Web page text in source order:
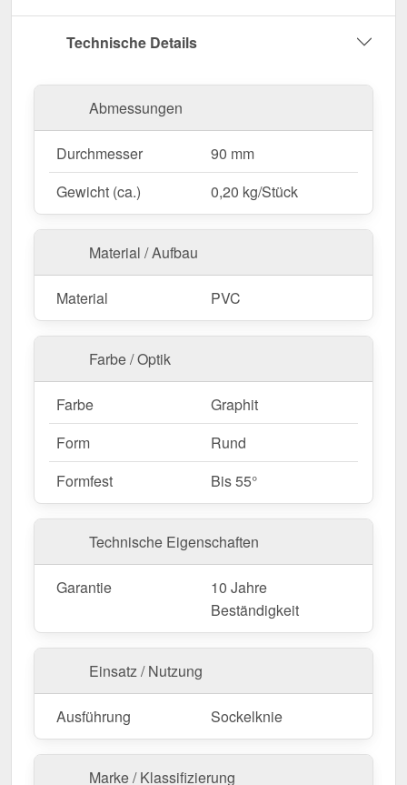
& Sicherheit.
Jetzt Sockelknie bestellen – Für eine sichere &
geordnete Regenwasserableitung!
Technische Details
Abmessungen
Durchmesser
90 mm
Gewicht (ca.)
0,20 kg/Stück
Material / Aufbau
Material PVC
Farbe / Optik
Farbe
Graphit
Form
Rund
Formfest
Bis 55°
Technische Eigenschaften
Garantie
10 Jahre
Beständigkeit
Einsatz / Nutzung
Ausführung Sockelknie
Marke / Klassifizierung